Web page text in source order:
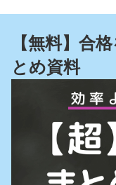
【無料】合
とめ資料